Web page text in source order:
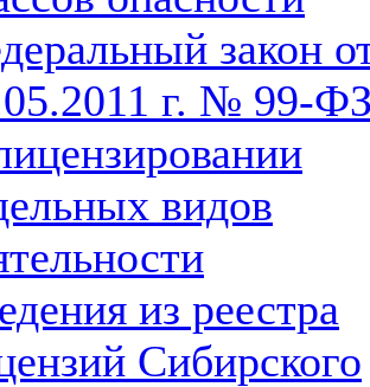
закон
г. № 99-
видов
из реестра
Сибирского